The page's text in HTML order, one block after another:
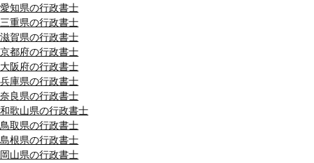
愛知県の行政書士
三重県の行政書士
滋賀県の行政書士
京都府の行政書士
大阪府の行政書士
兵庫県の行政書士
奈良県の行政書士
和歌山県の行政書士
鳥取県の行政書士
島根県の行政書士
岡山県の行政書士